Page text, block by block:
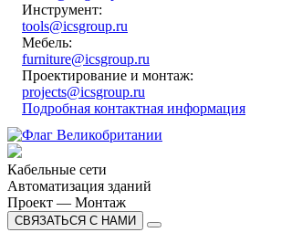
Инструмент:
tools@icsgroup.ru
Мебель:
furniture@icsgroup.ru
Проектирование и монтаж:
projects@icsgroup.ru
Подробная контактная информация
Кабельные сети
Автоматизация зданий
Проект — Монтаж
СВЯЗАТЬСЯ С НАМИ